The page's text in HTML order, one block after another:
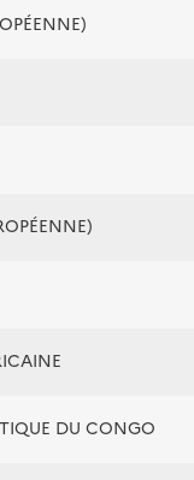
DU CONGO